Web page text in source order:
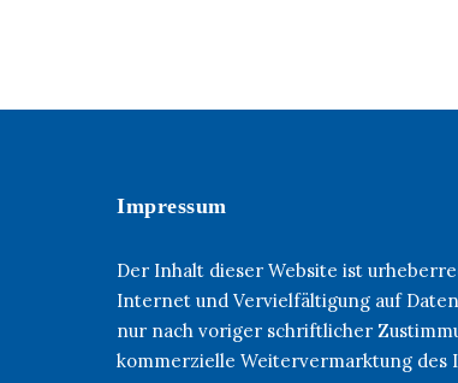
Impressum
Der Inhalt dieser Website ist
Internet und Vervielfältigung auf
nur nach voriger schriftlicher
kommerzielle Weitervermarktung des